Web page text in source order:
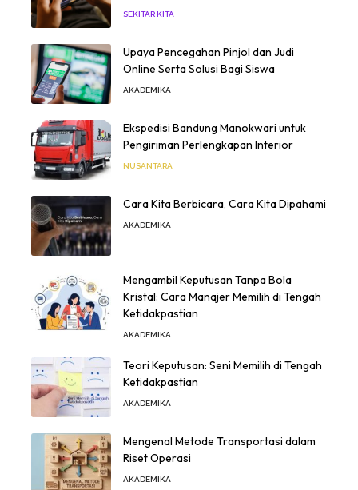
SEKITAR KITA
Upaya Pencegahan Pinjol dan Judi
Online Serta Solusi Bagi Siswa
AKADEMIKA
Ekspedisi Bandung Manokwari untuk
Pengiriman Perlengkapan Interior
NUSANTARA
Cara Kita Berbicara, Cara Kita Dipahami
AKADEMIKA
Mengambil Keputusan Tanpa Bola
Kristal: Cara Manajer Memilih di Tengah
Ketidakpastian
AKADEMIKA
Teori Keputusan: Seni Memilih di Tengah
Ketidakpastian
AKADEMIKA
Mengenal Metode Transportasi dalam
Riset Operasi
AKADEMIKA